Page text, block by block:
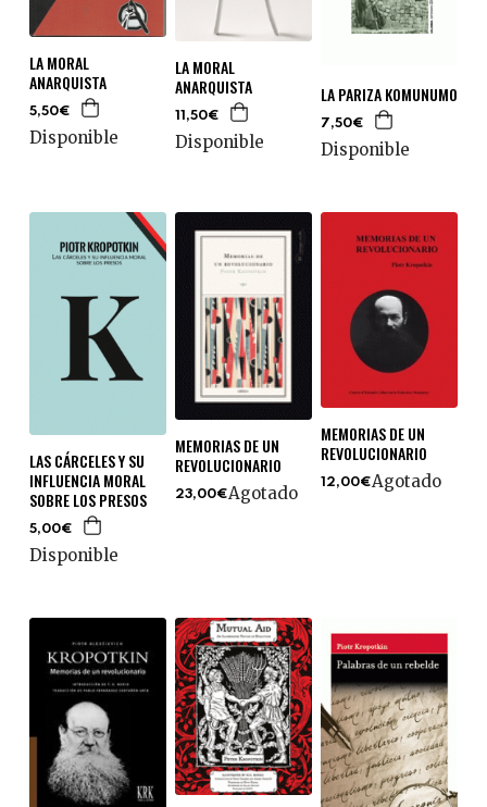
LA MORAL
ANARQUISTA
5,50€
Disponible
LA MORAL
ANARQUISTA
11,50€
Disponible
LA PARIZA KOMUNUMO
7,50€
Disponible
LAS CÁRCELES Y SU
INFLUENCIA MORAL
SOBRE LOS PRESOS
5,00€
Disponible
MEMORIAS DE UN
REVOLUCIONARIO
23,00€Agotado
MEMORIAS DE UN
REVOLUCIONARIO
12,00€Agotado